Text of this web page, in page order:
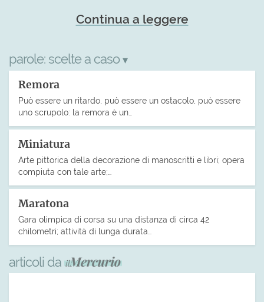
Continua a leggere
parole: scelte a caso ▾
Remora
Può essere un ritardo, può essere un ostacolo, può essere
uno scrupolo: la remora è un…
Miniatura
Arte pittorica della decorazione di manoscritti e libri; opera
compiuta con tale arte;…
Maratona
Gara olimpica di corsa su una distanza di circa 42
chilometri; attività di lunga durata…
articoli da